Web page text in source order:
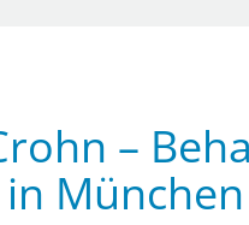
–
München